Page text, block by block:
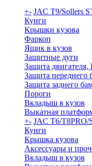
+- JAC T9/Sollers
Кунги
Крышки кузова
Фаркоп
Ящик в кузов
Защитные дуги
Защита
Защита переднего
Защита заднего
Пороги
Вкладыш в кузов
Выкатная
+- JAC T6/T8PRO/
Кунги
Крышка кузова
Аксессуары и
Вкладыш в кузов